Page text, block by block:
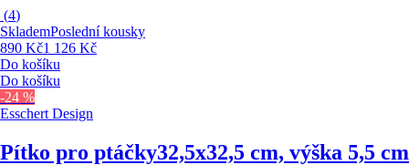
(4)
SklademPoslední kousky
890 Kč1 126 Kč
Do košíku
Do košíku
-24 %
Esschert Design
Pítko pro ptáčky32,5x32,5 cm, výška 5,5 cm